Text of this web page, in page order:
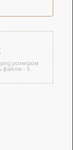
розміром
- 5.